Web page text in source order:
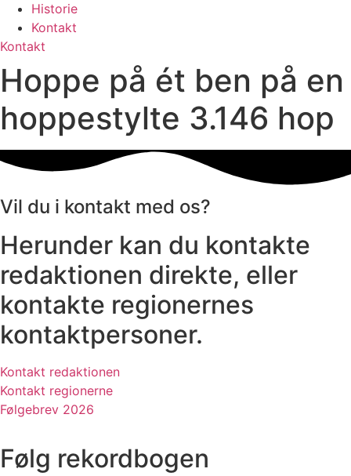
Historie
Kontakt
Kontakt
Hoppe på ét ben på en
hoppestylte 3.146 hop
Vil du i kontakt med os?
Herunder kan du kontakte
redaktionen direkte, eller
kontakte regionernes
kontaktpersoner.
Kontakt redaktionen
Kontakt regionerne
Følgebrev 2026
Følg rekordbogen